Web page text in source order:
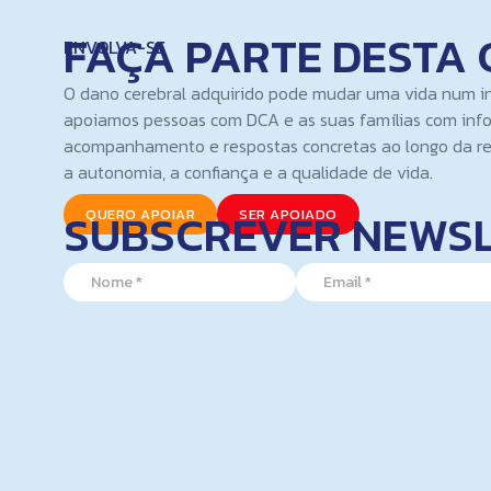
ENVOLVA-SE
FAÇA PARTE DESTA
O dano cerebral adquirido pode mudar uma vida num
apoiamos pessoas com DCA e as suas famílias com
acompanhamento e respostas concretas ao longo da
a autonomia, a confiança e a qualidade de vida.
QUERO APOIAR SER APOIADO
SUBSCREVER
N
a
N
a
m
E
m